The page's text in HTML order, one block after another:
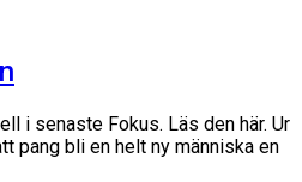
i senaste Fokus. Läs den här. Ur
pang bli en helt ny människa en